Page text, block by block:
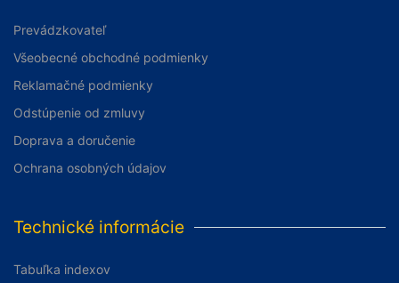
Prevádzkovateľ
Všeobecné obchodné podmienky
Reklamačné podmienky
Odstúpenie od zmluvy
Doprava a doručenie
Ochrana osobných údajov
Technické informácie
Tabuľka indexov